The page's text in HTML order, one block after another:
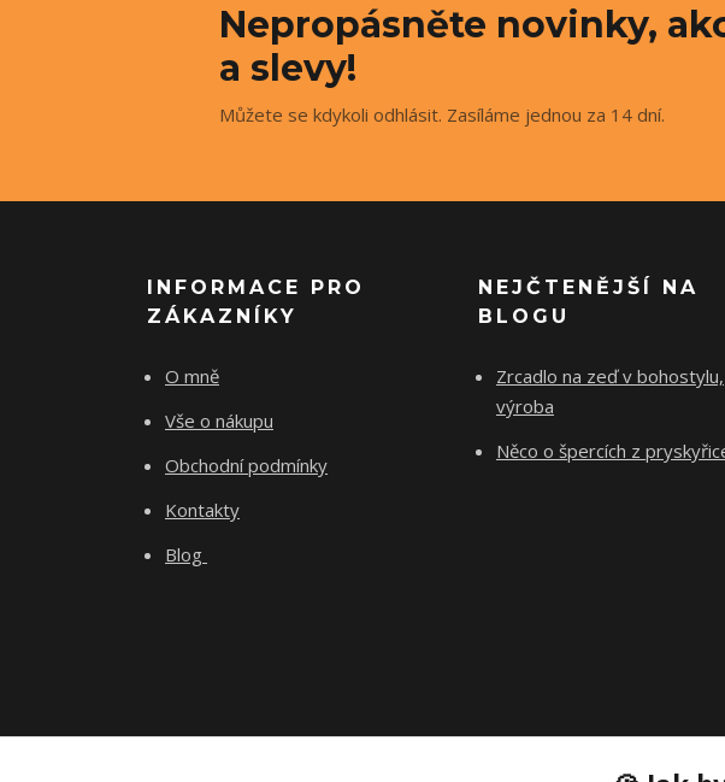
Nepropásněte novinky,
a slevy!
Můžete se kdykoli odhlásit. Zasíláme jednou za 14 dní.
INFORMACE PRO
ZÁKAZNÍKY
O mně
Vše o nákupu
Obchodní podmínky
Kontakty
Blog
NEJČTENĚJŠÍ NA
BLOGU
Zrcadlo na zeď v bohostylu,
výroba
Něco o špercích z